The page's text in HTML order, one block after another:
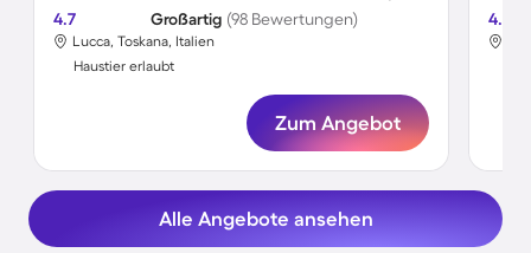
4.7 Großartig (98 Bewertungen)
Lucca, Toskana, Italien
Haustier erlaubt
Zum Angebot
4.6
Alle Angebote ansehen